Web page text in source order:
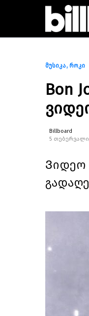
მუსიკა როკი
Bon
Billboard
5
Ვიდეო